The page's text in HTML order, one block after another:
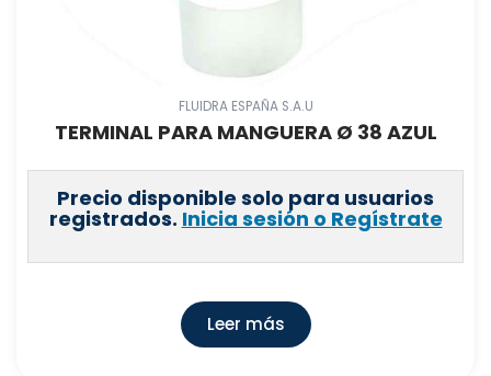
FLUIDRA ESPAÑA S.A.U
TERMINAL PARA MANGUERA Ø 38 AZUL
Precio disponible solo para usuarios
registrados. Inicia sesión o Regístrate
Leer más